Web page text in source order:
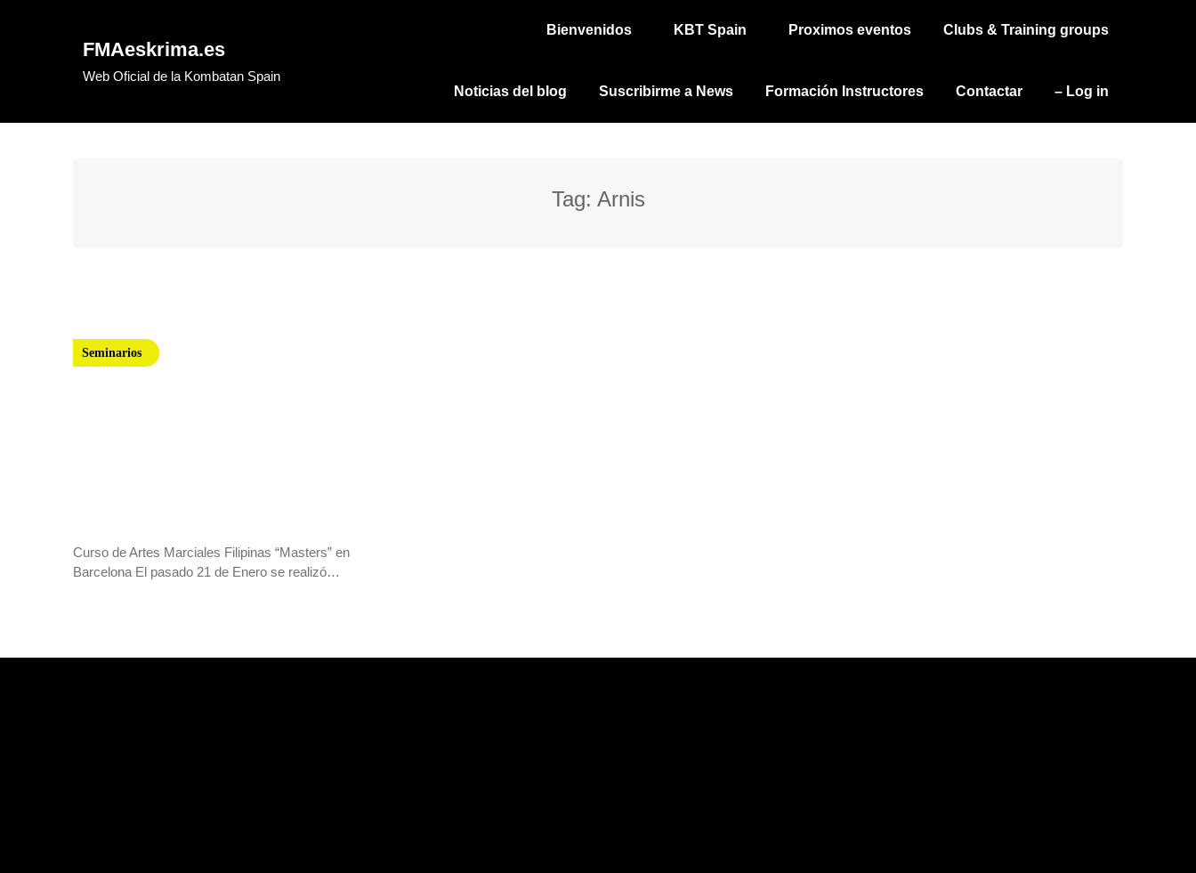
FMAeskrima.es
Web Oficial de la Kombatan Spain
Bienvenidos KBT Spain Proximos eventos Clubs & Training groups
Noticias del blog Suscribirme a News Formación Instructores Contactar – Log in
Tag: Arnis
Seminarios
Curso de Artes Marciales Filipinas “Masters” en
Barcelona El pasado 21 de Enero se realizó…